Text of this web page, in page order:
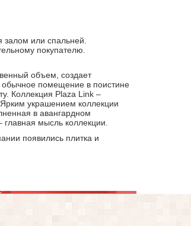
залом или спальней.
покупателю.
объем, создает
обычное помещение в поистине
Коллекция Plaza Link –
украшением коллекции
в авангардном
мысль коллекции.
появились плитка и